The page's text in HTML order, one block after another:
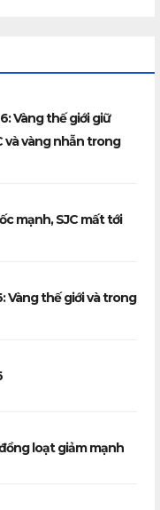
Vàng thế giới giữ
và vàng nhẫn trong
mạnh, SJC mất tới
Vàng thế giới và trong
loạt giảm mạnh